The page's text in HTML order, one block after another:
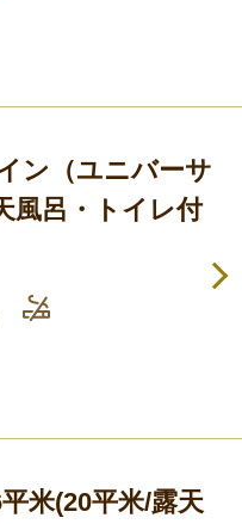
ン（ユニバーサ
風呂・トイレ付
米(20平米/露天